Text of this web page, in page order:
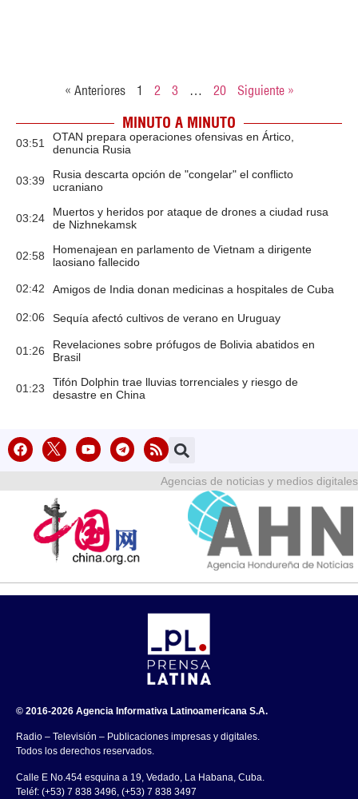
« Anteriores 1 2 3 … 20 Siguiente »
MINUTO A MINUTO
03:51
OTAN prepara operaciones ofensivas en Ártico,
denuncia Rusia
03:39
Rusia descarta opción de "congelar" el conflicto
ucraniano
03:24
Muertos y heridos por ataque de drones a ciudad rusa
de Nizhnekamsk
02:58
Homenajean en parlamento de Vietnam a dirigente
laosiano fallecido
02:42 Amigos de India donan medicinas a hospitales de Cuba
02:06 Sequía afectó cultivos de verano en Uruguay
01:26
Revelaciones sobre prófugos de Bolivia abatidos en
Brasil
01:23
Tifón Dolphin trae lluvias torrenciales y riesgo de
desastre en China
Agencias de noticias y medios digitales
© 2016-2026 Agencia Informativa Latinoamericana S.A.
Radio – Televisión – Publicaciones impresas y digitales.
Todos los derechos reservados.
Calle E No.454 esquina a 19, Vedado, La Habana, Cuba.
Teléf: (+53) 7 838 3496, (+53) 7 838 3497